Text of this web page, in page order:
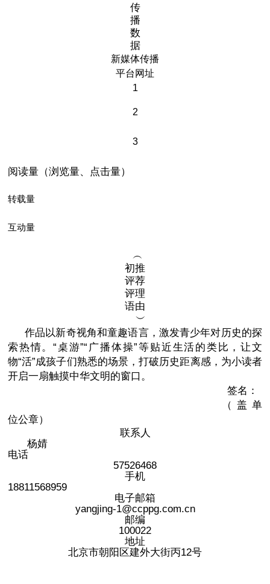
传
播
数
据
新媒体传播
平台网址
1
2
3
阅读量（浏览量、点击量）
转载量
互动量
︵
初推
评荐
评理
语由
︶
作品以新奇视角和童趣语言，激发青少年对历史的探
索热情。“桌游”“广播体操”等贴近生活的类比，让文
物“活”成孩子们熟悉的场景，打破历史距离感，为小读者
开启一扇触摸中华文明的窗口。
签名：
（盖单
位公章）
联系人
杨婧
电话
57526468
手机
18811568959
电子邮箱
yangjing-1@ccppg.com.cn
邮编
100022
地址
北京市朝阳区建外大街丙12号